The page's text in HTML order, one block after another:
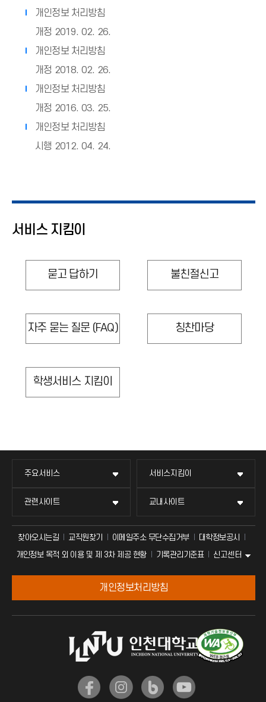
개인정보 처리방침
개정 2019. 02. 26.
개인정보 처리방침
개정 2018. 02. 26.
개인정보 처리방침
개정 2016. 03. 25.
개인정보 처리방침
시행 2012. 04. 24.
서비스 지킴이
묻고 답하기 불친절신고
자주 묻는 질문 (FAQ) 칭찬마당
학생서비스 지킴이
주요서비스 서비스지킴이
관련사이트 교내사이트
찾아오시는길 교직원찾기 이메일주소 무단수집거부
대학정보공시
개인정보 목적 외 이용 및 제 3차 제공 현황
기록관리기준표 신고센터
개인정보처리방침